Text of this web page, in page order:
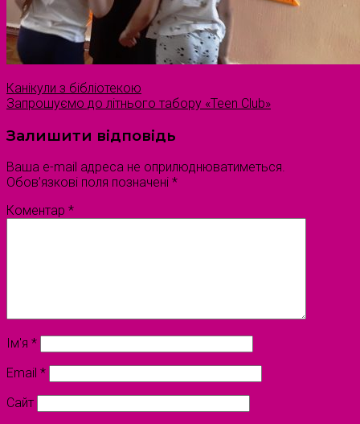
Канікули з бібліотекою
Запрошуємо до літнього табору «Teen Club»
Залишити відповідь
Ваша e-mail адреса не оприлюднюватиметься.
Обов’язкові поля позначені *
Коментар *
Ім'я *
Email *
Сайт